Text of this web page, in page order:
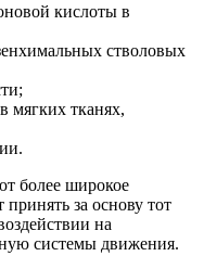
кислоты в
стволовых
мягких тканях,
более широкое
за основу тот
на
системы движения.